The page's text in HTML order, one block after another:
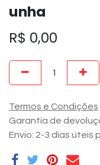
unha
R$ 0,00
Termos e Condições
Garantia de
Envio: 2-3 dias úteis